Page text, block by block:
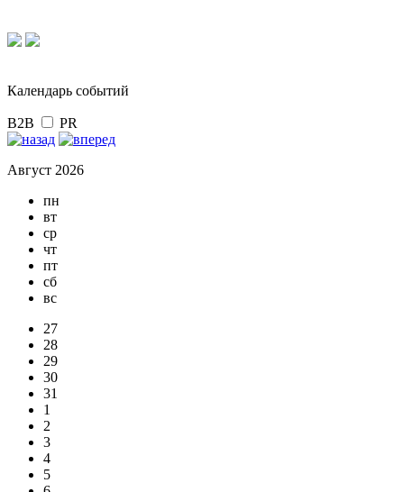
Календарь событий
B2B PR
Август 2026
пн
вт
ср
чт
пт
сб
вс
27
28
29
30
31
1
2
3
4
5